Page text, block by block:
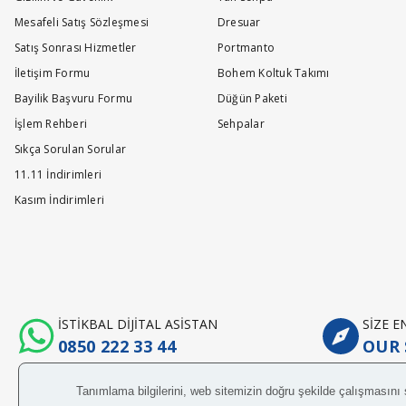
Ask a Question
Mesafeli Satış Sözleşmesi
Satış Sonrası Hizmetler
İletişim Formu
Bayilik Başvuru Formu
İşlem Rehberi
Sıkça Sorulan Sorular
11.11 İndirimleri
Kasım İndirimleri
Dresuar
Portmanto
Bohem Koltuk Takımı
Düğün Paketi
Sehpalar
İSTİKBAL DİJİTAL ASİSTAN
0850 222 33 44
SİZE
OUR